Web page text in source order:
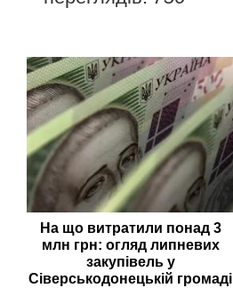
На що витратили понад 3
млн грн: огляд липневих
закупівель у
Сіверськодонецькій громаді